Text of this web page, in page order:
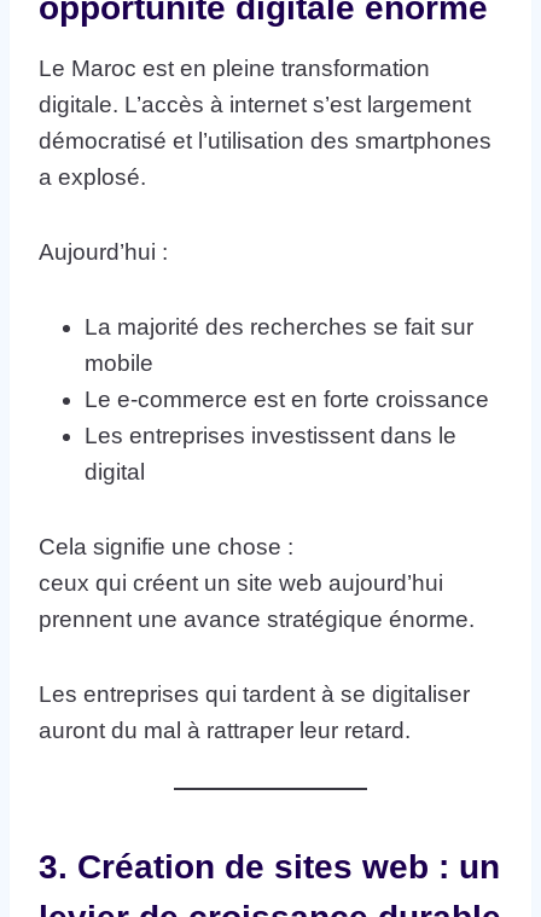
opportunité digitale énorme
Le Maroc est en pleine transformation
digitale. L’accès à internet s’est largement
démocratisé et l’utilisation des smartphones
a explosé.
Aujourd’hui :
La majorité des recherches se fait sur
mobile
Le e-commerce est en forte croissance
Les entreprises investissent dans le
digital
Cela signifie une chose :
ceux qui créent un site web aujourd’hui
prennent une avance stratégique énorme.
Les entreprises qui tardent à se digitaliser
auront du mal à rattraper leur retard.
3. Création de sites web : un